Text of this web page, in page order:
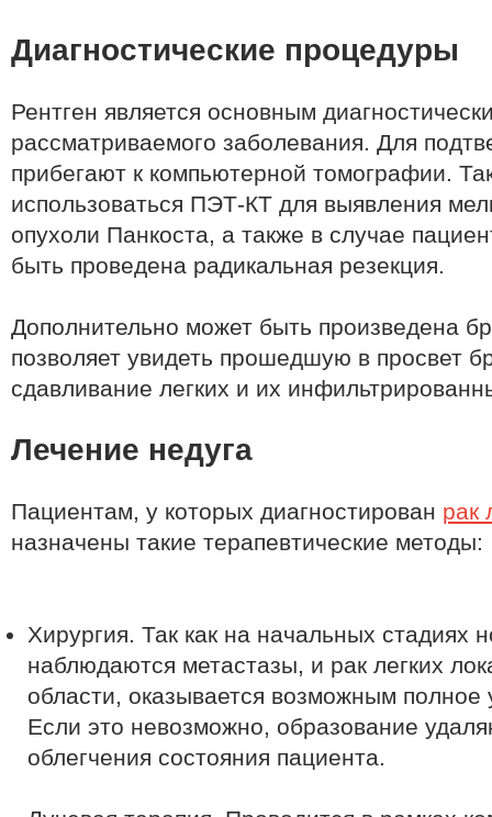
Диагностические процедуры
Рентген является основным
рассматриваемого заболевания. Для
прибегают к компьютерной томографии.
использоваться ПЭТ-КТ для выявления
опухоли Панкоста, а также в случае
быть проведена радикальная резекция.
Дополнительно может быть произведена
позволяет увидеть прошедшую в просвет
сдавливание легких и их
Лечение недуга
Пациентам, у которых диагностирован рак
назначены такие терапевтические методы:
Хирургия. Так как на начальных стадиях
наблюдаются метастазы, и рак легких
области, оказывается возможным полное
Если это невозможно, образование
облегчения состояния пациента.